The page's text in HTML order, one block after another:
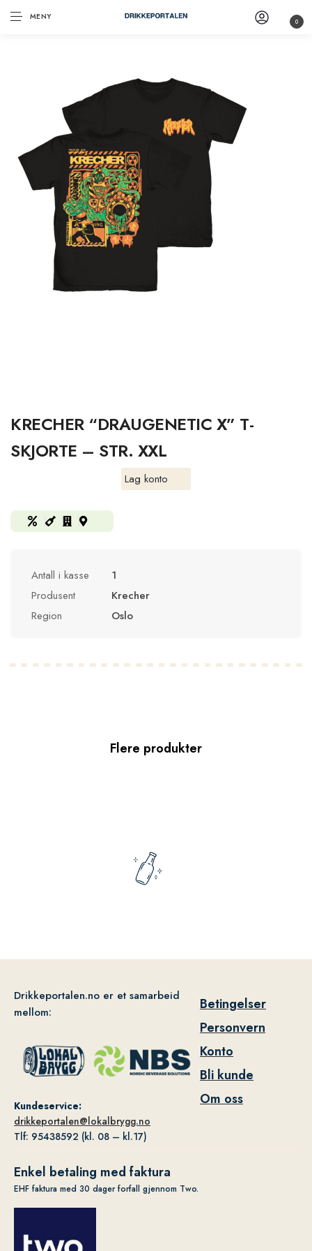
MENY 0
KRECHER “DRAUGENETIC X” T-
SKJORTE – STR. XXL
Lag konto
Antall i kasse
1
Produsent
Krecher
Region
Oslo
Flere produkter
Drikkeportalen.no er et samarbeid
mellom:
Kundeservice:
drikkeportalen@lokalbrygg.no
Tlf: 95438592 (kl. 08 – kl.17)
Betingelser
Personvern
Konto
Bli kunde
Om oss
Enkel betaling med faktura
EHF faktura med 30 dager forfall gjennom Two.